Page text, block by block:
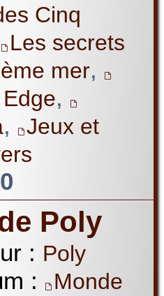
Cinq
Les secrets
mer,
,
,
Jeux et
Poly
: Poly
:
Monde